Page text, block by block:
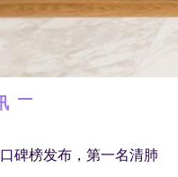
碑榜发布，第一名清肺